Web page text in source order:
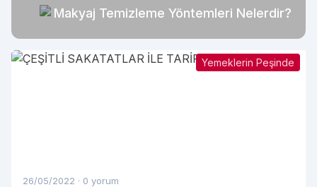
Makyaj Temizleme Yöntemleri Nelerdir?
Yemeklerin Peşinde
26/05/2022 · 0 yorum